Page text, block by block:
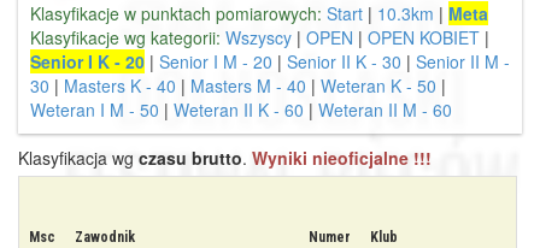
Klasyfikacje w punktach pomiarowych: Start | 10.3km | Meta
Klasyfikacje wg kategorii: Wszyscy | OPEN | OPEN KOBIET |
Senior I K - 20 | Senior I M - 20 | Senior II K - 30 | Senior II M -
30 | Masters K - 40 | Masters M - 40 | Weteran K - 50 |
Weteran I M - 50 | Weteran II K - 60 | Weteran II M - 60
Klasyfikacja wg czasu brutto. Wyniki nieoficjalne !!!
Msc Zawodnik Numer Klub